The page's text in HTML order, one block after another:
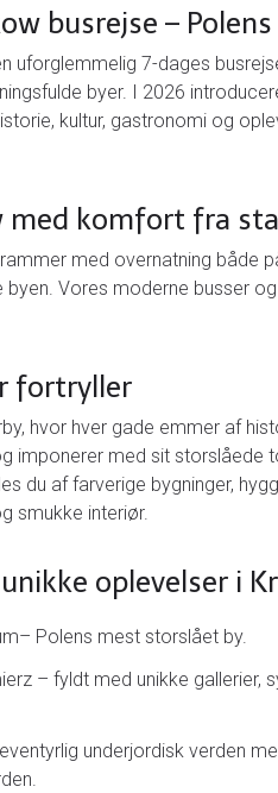
busrejse –
uforglemmelig 7-dages
byer. I 2026
kultur, gastronomi og
med komfort fra
med overnatning både
byen. Vores moderne busser
fortryller
hvor hver gade emmer af
imponerer med sit storslåede
du af farverige bygninger,
smukke interiør.
oplevelser i
Polens mest storslået by.
– fyldt med unikke
underjordisk verden